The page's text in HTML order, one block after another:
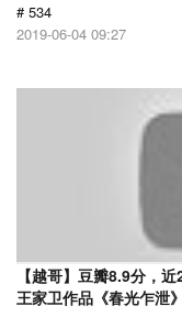
# 534
2019-06-04 09:27
【越哥】豆瓣8.9分，
王家卫作品《春光乍泄》